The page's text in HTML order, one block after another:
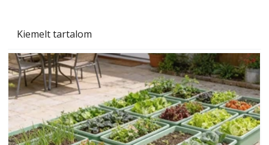
Kiemelt tartalom